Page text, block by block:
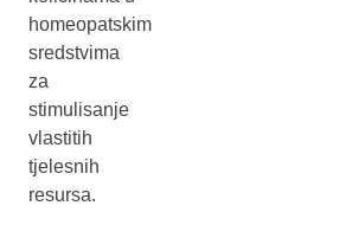
homeopatskim
sredstvima
za
stimulisanje
vlastitih
tjelesnih
resursa.